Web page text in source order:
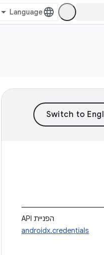
הפניית API
androidx.credentials